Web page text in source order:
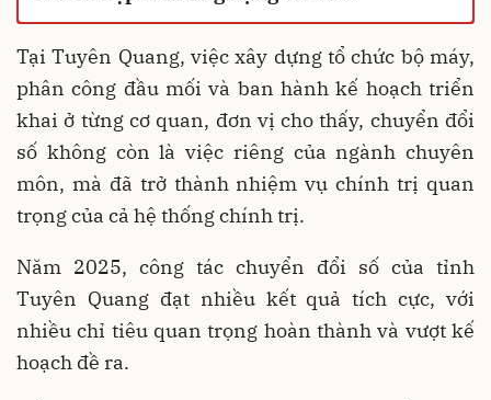
Tại Tuyên Quang, việc xây dựng tổ chức bộ máy,
phân công đầu mối và ban hành kế hoạch triển
khai ở từng cơ quan, đơn vị cho thấy, chuyển đổi
số không còn là việc riêng của ngành chuyên
môn, mà đã trở thành nhiệm vụ chính trị quan
trọng của cả hệ thống chính trị.
Năm 2025, công tác chuyển đổi số của tỉnh
Tuyên Quang đạt nhiều kết quả tích cực, với
nhiều chỉ tiêu quan trọng hoàn thành và vượt kế
hoạch đề ra.